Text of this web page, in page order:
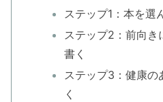
ステップ1：本を選
ステップ2：前向き
書く
ステップ3：健康の
く